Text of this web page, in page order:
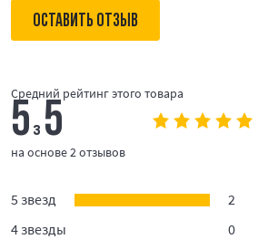
ОСТАВИТЬ ОТЗЫВ
Средний рейтинг этого товара
5з 5
на основе 2 отзывов
5 звезд
2
4 звезды
0